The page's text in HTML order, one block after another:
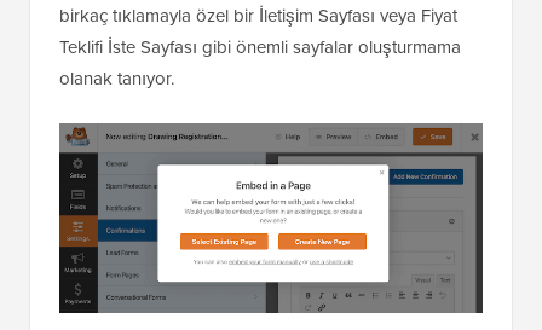
birkaç tıklamayla özel bir İletişim Sayfası veya Fiyat
Teklifi İste Sayfası gibi önemli sayfalar oluşturmama
olanak tanıyor.